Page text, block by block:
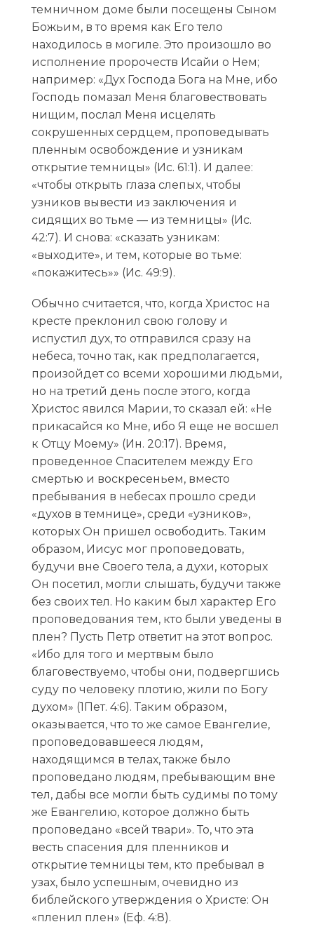
темничном доме были посещены Сыном
Божьим, в то время как Его тело
находилось в могиле. Это произошло во
исполнение пророчеств Исайи о Нем;
например: «Дух Господа Бога на Мне, ибо
Господь помазал Меня благовествовать
нищим, послал Меня исцелять
сокрушенных сердцем, проповедывать
пленным освобождение и узникам
открытие темницы» (Ис. 61:1). И далее:
«чтобы открыть глаза слепых, чтобы
узников вывести из заключения и
сидящих во тьме — из темницы» (Ис.
42:7). И снова: «сказать узникам:
«выходите», и тем, которые во тьме:
«покажитесь»» (Ис. 49:9).
Обычно считается, что, когда Христос на
кресте преклонил свою голову и
испустил дух, то отправился сразу на
небеса, точно так, как предполагается,
произойдет со всеми хорошими людьми,
но на третий день после этого, когда
Христос явился Марии, то сказал ей: «Не
прикасайся ко Мне, ибо Я еще не восшел
к Отцу Моему» (Ин. 20:17). Время,
проведенное Спасителем между Его
смертью и воскресеньем, вместо
пребывания в небесах прошло среди
«духов в темнице», среди «узников»,
которых Он пришел освободить. Таким
образом, Иисус мог проповедовать,
будучи вне Своего тела, а духи, которых
Он посетил, могли слышать, будучи также
без своих тел. Но каким был характер Его
проповедования тем, кто были уведены в
плен? Пусть Петр ответит на этот вопрос.
«Ибо для того и мертвым было
благовествуемо, чтобы они, подвергшись
суду по человеку плотию, жили по Богу
духом» (1Пет. 4:6). Таким образом,
оказывается, что то же самое Евангелие,
проповедовавшееся людям,
находящимся в телах, также было
проповедано людям, пребывающим вне
тел, дабы все могли быть судимы по тому
же Евангелию, которое должно быть
проповедано «всей твари». То, что эта
весть спасения для пленников и
открытие темницы тем, кто пребывал в
узах, было успешным, очевидно из
библейского утверждения о Христе: Он
«пленил плен» (Еф. 4:8).